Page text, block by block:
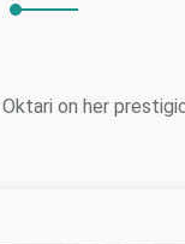
Oktari on her